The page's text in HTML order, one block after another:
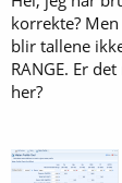
korrekte?
blir tallene
RANGE. Er
her?